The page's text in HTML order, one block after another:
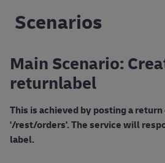
Scenarios
Main Scenario:
returnlabel
This is achieved by posting a
'/rest/orders'. The service will
label.